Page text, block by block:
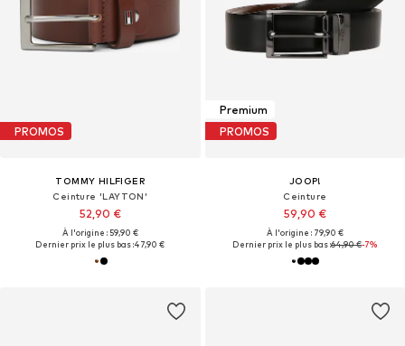
PROMOS
TOMMY HILFIGER
Ceinture 'LAYTON'
52,90 €
À l'origine : 59,90 €
Dernier prix le plus bas :47,90 €
Premium
PROMOS
JOOP!
Ceinture
59,90 €
À l'origine : 79,90 €
Dernier prix le plus bas :64,90 €-7%